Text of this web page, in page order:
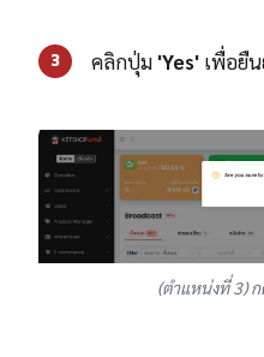
3 คลิกปุ่ม 'Yes' เพื่อยื
(ตำแหน่งที่ 3)